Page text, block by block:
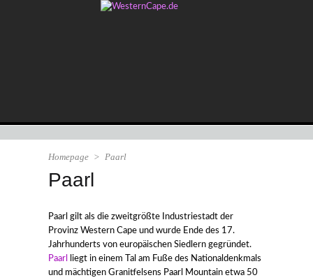
Homepage > Paarl
Paarl
Paarl gilt als die zweitgrößte Industriestadt der
Provinz Western Cape und wurde Ende des 17.
Jahrhunderts von europäischen Siedlern gegründet.
Paarl
liegt in einem Tal am Fuße des Nationaldenkmals
und mächtigen Granitfelsens Paarl Mountain etwa 50